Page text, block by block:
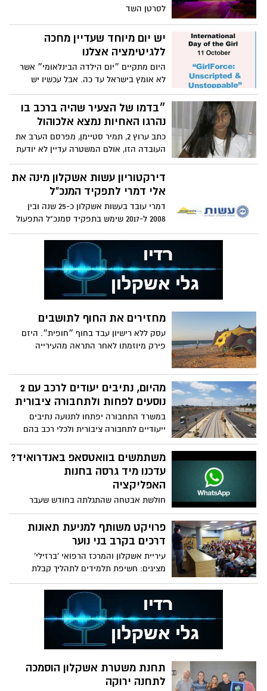
לסרטן השד
יש יום מיוחד שעדיין מחכה
ללגיטימציה אצלנו
היום מתקיים ״יום הילדה הבינלאומי״ אשר
לא אומץ בישראל עד כה. אבל עכשיו יש
שרוצים לאמץ
״בדמו של הצעיר שהיה ברכב בו
נהרגו האחיות נמצא אלכוהול
כתב ערוץ 2, תמיר סטיימן, מפרסם הערב את
העובדה הזו, אולם המשטרה עדיין לא יודעת
אם הוא נהג ברכב
דירקטוריון עשות אשקלון מינה את
אלי דמרי לתפקיד המנכ"ל
דמרי עובד בעשות אשקלון כ-25 שנה ובין
2008 ל-2017 שימש בתפקיד סמנכ"ל התפעול
שלה • בשנתיים האחרונות הוא שימש
בתפקיד מנכ"ל קבוצת אולימפיה תעשיות
מתכת מתוך אתר “גלובס”
מחזירים את החוף לתושבים
עסק ללא רישיון עבד בחוף ״חופית״. היזם
פירק מיוזמתו לאחר התראה מהעירייה
מהיום, נתיבים יעודים לרכב עם 2
נוסעים לפחות ולתחבורה ציבורית
במשרד התחבורה יפתחו לתנועה נתיבים
ייעודיים לתחבורה ציבורית ולכלי רכב בהם
שני נוסעים לפחות (נהג ונוסע). כמו כן, משרד
התחבורה תגבר באופן משמעותי את קווי
התחבורה הציבורית לתל אביב וממנה
רחובות, הוד השרון, ראשון לציון, נתניה,
הרצליה, רעננה וכפר סבא . מטרת המיזם היא
לעודד נוסעים לזנוח את הרכב הפרטי ולעבור
לנסיעה שיתופית ולתחבורה ציבורית
משתמשים בוואטסאפ באנדרואיד?
עדכנו מיד גרסה בחנות
האפליקציה
חולשת אבטחה שהתגלתה בחודש שעבר
ונחשפה ביממה האחרונה אפשרה לתוקפים
לשלוח למשתמשים GIF זדוני ובאמצעותו
לקבל גישה לקבצים ולהודעות שלהם
ולא ידוע אם נעשה בה שימוש לרעה.
פרויקט משותף למניעת תאונות
דרכים בקרב בני נוער
עיריית אשקלון והמרכז הרפואי 'ברזילי'
מציגים: חשיפת תלמידים לתהליך קבלת
נפגעים במיון וההיבטים הנוספים שלו; ראש
העיר, תומר גלאם: "כאבא לילדה בת גילכם,
הדאגה עצומה. בנהיגה, שימו את מכשירי
הטלפון בצד והימנעו מהיסח הדעת"
תחנת משטרת אשקלון הוסמכה
לתחנה ירוקה